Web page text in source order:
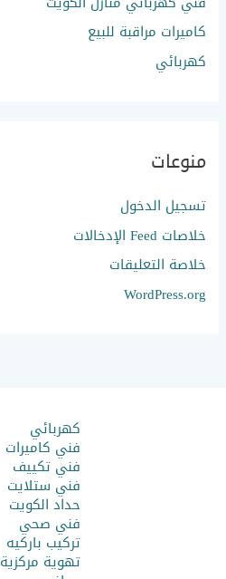
كاميرات مراقبة للبيع
كهربائي
منوعات
تسجيل الدخول
خلاصات Feed الإدخالات
خلاصة التعليقات
WordPress.org
كهربائي
فني كاميرات
فني تكييف
فني ستلايت
حداد الكويت
فني صحي
تركيب باركيه
تهوية مركزية